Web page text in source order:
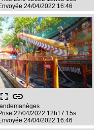
24/04/2022 16:46
fullscreen link
22/04/2022 12h17 15s
24/04/2022 16:46